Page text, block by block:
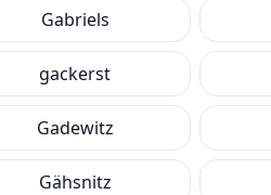
Gabriels
gackerst
Gadewitz
Gähsnitz